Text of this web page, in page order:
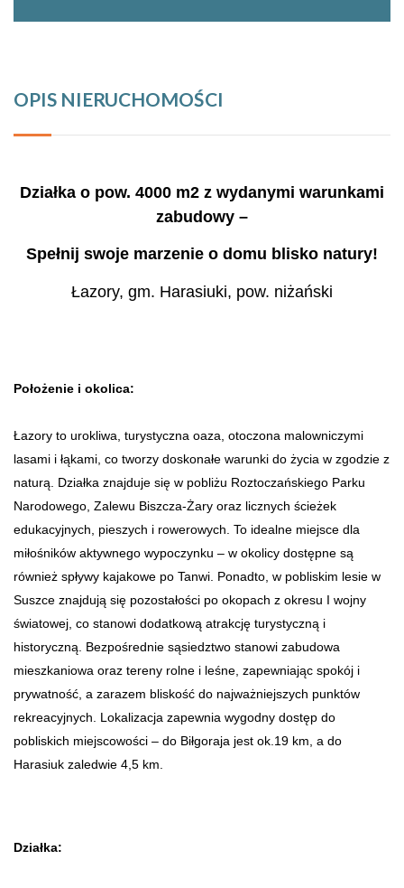
OPIS NIERUCHOMOŚCI
Działka o pow. 4000 m2 z wydanymi warunkami
zabudowy –
Spełnij swoje marzenie o domu blisko natury!
Łazory, gm. Harasiuki, pow. niżański
Położenie i okolica:
Łazory to urokliwa, turystyczna oaza, otoczona malowniczymi
lasami i łąkami, co tworzy doskonałe warunki do życia w zgodzie z
naturą. Działka znajduje się w pobliżu Roztoczańskiego Parku
Narodowego, Zalewu Biszcza-Żary oraz licznych ścieżek
edukacyjnych, pieszych i rowerowych. To idealne miejsce dla
miłośników aktywnego wypoczynku – w okolicy dostępne są
również spływy kajakowe po Tanwi. Ponadto, w pobliskim lesie w
Suszce znajdują się pozostałości po okopach z okresu I wojny
światowej, co stanowi dodatkową atrakcję turystyczną i
historyczną. Bezpośrednie sąsiedztwo stanowi zabudowa
mieszkaniowa oraz tereny rolne i leśne, zapewniając spokój i
prywatność, a zarazem bliskość do najważniejszych punktów
rekreacyjnych. Lokalizacja zapewnia wygodny dostęp do
pobliskich miejscowości – do Biłgoraja jest ok.19 km, a do
Harasiuk zaledwie 4,5 km.
Działka: